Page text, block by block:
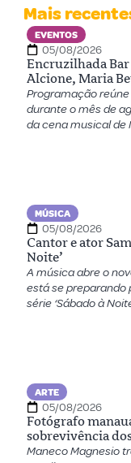
Mais
EVENTOS
05/08/2026
Encruzilhada Bar
Alcione, Maria
Programação
durante o mês de
da cena musical de
MÚSICA
05/08/2026
Cantor e ator
Noite’
A música abre o
está se preparando
série ‘Sábado à
ARTE
05/08/2026
Fotógrafo
sobrevivência
Maneco Magnesio